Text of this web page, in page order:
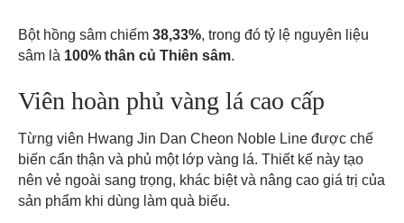
Bột hồng sâm chiếm 38,33%, trong đó tỷ lệ nguyên liệu
sâm là 100% thân củ Thiên sâm.
Viên hoàn phủ vàng lá cao cấp
Từng viên Hwang Jin Dan Cheon Noble Line được chế
biến cẩn thận và phủ một lớp vàng lá. Thiết kế này tạo
nên vẻ ngoài sang trọng, khác biệt và nâng cao giá trị của
sản phẩm khi dùng làm quà biếu.